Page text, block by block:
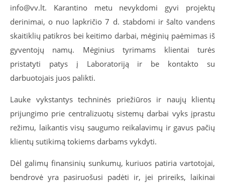
info@vv.lt. Karantino metu nevykdomi gyvi projektų
derinimai, o nuo lapkričio 7 d. stabdomi ir šalto vandens
skaitiklių patikros bei keitimo darbai, mėginių paėmimas iš
gyventojų namų. Mėginius tyrimams klientai turės
pristatyti patys į Laboratoriją ir be kontakto su
darbuotojais juos palikti.
Lauke vykstantys techninės priežiūros ir naujų klientų
prijungimo prie centralizuotų sistemų darbai vyks įprastu
režimu, laikantis visų saugumo reikalavimų ir gavus pačių
klientų sutikimą tokiems darbams vykdyti.
Dėl galimų finansinių sunkumų, kuriuos patiria vartotojai,
bendrovė yra pasiruošusi padėti ir, jei prireiks, laikinai